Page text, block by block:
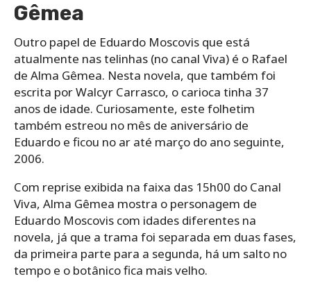
Gêmea
Outro papel de Eduardo Moscovis que está
atualmente nas telinhas (no canal Viva) é o Rafael
de Alma Gêmea. Nesta novela, que também foi
escrita por Walcyr Carrasco, o carioca tinha 37
anos de idade. Curiosamente, este folhetim
também estreou no mês de aniversário de
Eduardo e ficou no ar até março do ano seguinte,
2006.
Com reprise exibida na faixa das 15h00 do Canal
Viva, Alma Gêmea mostra o personagem de
Eduardo Moscovis com idades diferentes na
novela, já que a trama foi separada em duas fases,
da primeira parte para a segunda, há um salto no
tempo e o botânico fica mais velho.